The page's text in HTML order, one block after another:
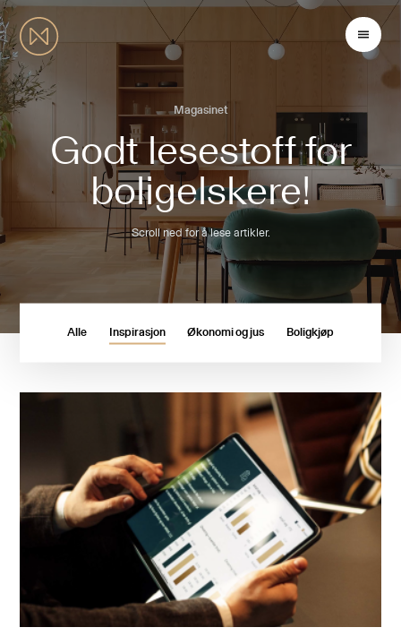
Godt lesestoff for
boligelskere!
Magasinet
Scroll ned for å lese artikler.
Alle Inspirasjon Økonomi og jus Boligkjøp